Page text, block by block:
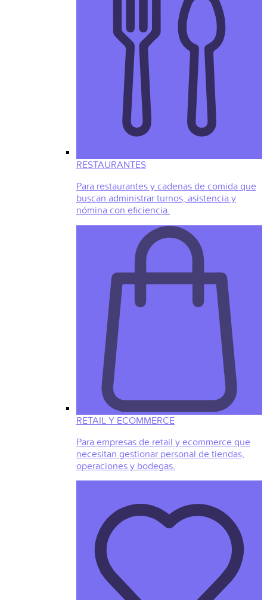
RESTAURANTES
Para restaurantes y cadenas de comida que
buscan administrar turnos, asistencia y
nómina con eficiencia.
RETAIL Y ECOMMERCE
Para empresas de retail y ecommerce que
necesitan gestionar personal de tiendas,
operaciones y bodegas.